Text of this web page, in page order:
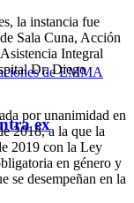
ex
la instancia fue
Sala Cuna, Acción
Integral
Dr. Diego
por unanimidad en
2018, a la que la
2019 con la Ley
en género y
se desempeñan en la